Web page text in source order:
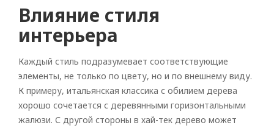
Влияние стиля
интерьера
Каждый стиль подразумевает соответствующие
элементы, не только по цвету, но и по внешнему виду.
К примеру, итальянская классика с обилием дерева
хорошо сочетается с деревянными горизонтальными
жалюзи. С другой стороны в хай-тек дерево может